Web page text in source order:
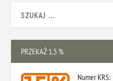
PRZEKAŻ 1,5 %
Numer KRS: